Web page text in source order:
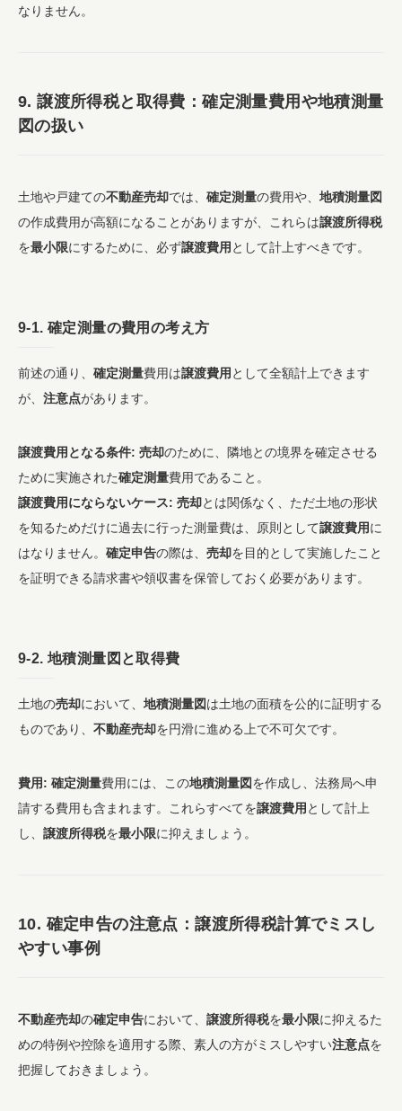
なりません。
9.譲渡所得税と 取得費 ：確定測量費用や地積測量
図の扱い
土地や戸建ての不動産売却では、 確定測量の費用や、 地積測量図
の作成費用が高額になることがありますが、これらは譲渡所得税
を最小限にするために、必ず譲渡費用 として計上すべきです。
9-1. 確定測量の費用の考え方
前述の通り、 確定測量費用は譲渡費用 として全額計上できます
が、 注意点があります。
譲渡費用となる条件: 売却のために、隣地との境界を確定させる
ために実施された確定測量費用であること。
譲渡費用にならないケース: 売却とは関係なく、ただ土地の形状
を知るためだけに過去に行った測量費は、原則として譲渡費用に
はなりません。 確定申告の際は、 売却を目的として実施したこと
を証明できる請求書や領収書を保管しておく必要があります。
9-2. 地積測量図 と取得費
土地の売却において、 地積測量図は土地の面積を公的に証明する
ものであり、 不動産売却を円滑に進める上で不可欠です。
費用: 確定測量費用には、この地積測量図を作成し、法務局へ申
請する費用も含まれます。これらすべてを譲渡費用 として計上
し、 譲渡所得税を最小限に抑えましょう。
10. 確定申告の注意点 ：譲渡所得税計算でミスし
やすい事例
不動産売却の確定申告において、 譲渡所得税を最小限に抑えるた
めの特例や控除を適用する際、素人の方がミスしやすい注意点を
把握しておきましょう。